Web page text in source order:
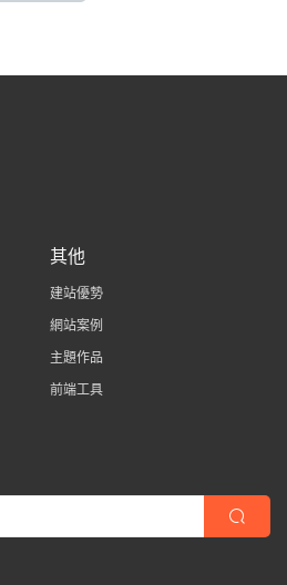
其他
建站優勢
網站案例
主題作品
前端工具